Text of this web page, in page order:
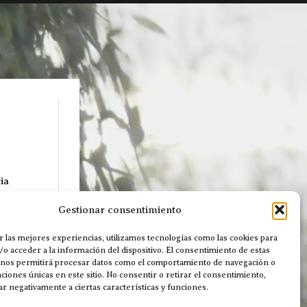
Gestionar consentimiento
las mejores experiencias, utilizamos tecnologías como las cookies para
o acceder a la información del dispositivo. El consentimiento de estas
permitirá procesar datos como el comportamiento de navegación o
únicas en este sitio. No consentir o retirar el consentimiento,
negativamente a ciertas características y funciones.